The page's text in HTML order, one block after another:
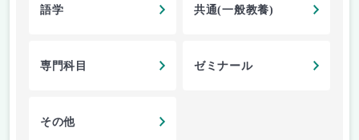
語学 共通(一般教養)
専門科目 ゼミナール
その他